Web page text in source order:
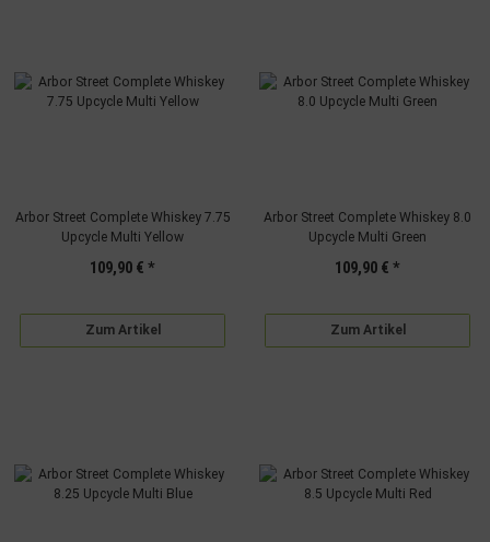
Arbor Street Complete Whiskey 7.75
Upcycle Multi Yellow
109,90 € *
Zum Artikel
Arbor Street Complete Whiskey 8.0
Upcycle Multi Green
109,90 € *
Zum Artikel